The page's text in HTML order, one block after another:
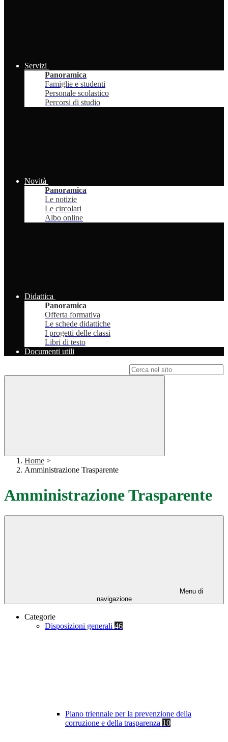
Servizi
Panoramica
Famiglie e studenti
Personale scolastico
Percorsi di studio
Novità
Panoramica
Le notizie
Le circolari
Albo online
Didattica
Panoramica
Offerta formativa
Le schede didattiche
I progetti delle classi
Libri di testo
Documenti utili
Home >
Amministrazione Trasparente
Amministrazione Trasparente
Menu di
navigazione
Categorie
Disposizioni generali 46
Piano triennale per la prevenzione della
corruzione e della trasparenza 10